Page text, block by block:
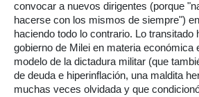
convocar a nuevos dirigentes (porque
hacerse con los mismos de siempre")
haciendo todo lo contrario. Lo transitado
gobierno de Milei en materia económica
modelo de la dictadura militar (que
de deuda e hiperinflación, una maldita
muchas veces olvidada y que